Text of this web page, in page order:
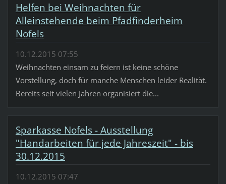
Helfen bei Weihnachten für
Alleinstehende beim Pfadfinderheim
Nofels
10.12.2015 07:55
Weihnachten einsam zu feiern ist keine schöne
Vorstellung, doch für manche Menschen leider Realität.
Bereits seit vielen Jahren organisiert die...
Sparkasse Nofels - Ausstellung
"Handarbeiten für jede Jahreszeit" - bis
30.12.2015
10.12.2015 07:47